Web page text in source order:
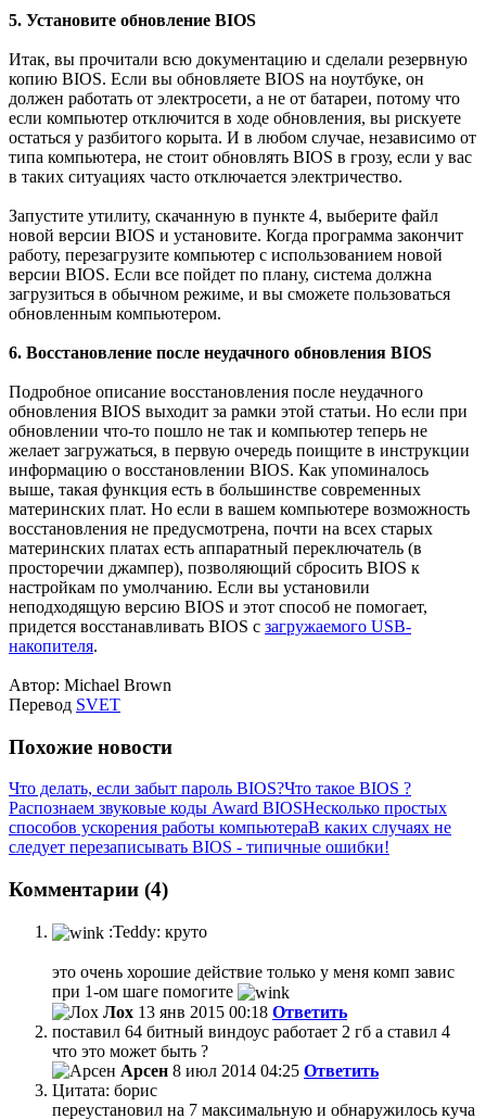
5. Установите обновление BIOS
Итак, вы прочитали всю документацию и сделали резервную
копию BIOS. Если вы обновляете BIOS на ноутбуке, он
должен работать от электросети, а не от батареи, потому что
если компьютер отключится в ходе обновления, вы рискуете
остаться у разбитого корыта. И в любом случае, независимо от
типа компьютера, не стоит обновлять BIOS в грозу, если у вас
в таких ситуациях часто отключается электричество.
Запустите утилиту, скачанную в пункте 4, выберите файл
новой версии BIOS и установите. Когда программа закончит
работу, перезагрузите компьютер с использованием новой
версии BIOS. Если все пойдет по плану, система должна
загрузиться в обычном режиме, и вы сможете пользоваться
обновленным компьютером.
6. Восстановление после неудачного обновления BIOS
Подробное описание восстановления после неудачного
обновления BIOS выходит за рамки этой статьи. Но если при
обновлении что-то пошло не так и компьютер теперь не
желает загружаться, в первую очередь поищите в инструкции
информацию о восстановлении BIOS. Как упоминалось
выше, такая функция есть в большинстве современных
материнских плат. Но если в вашем компьютере возможность
восстановления не предусмотрена, почти на всех старых
материнских платах есть аппаратный переключатель (в
просторечии джампер), позволяющий сбросить BIOS к
настройкам по умолчанию. Если вы установили
неподходящую версию BIOS и этот способ не помогает,
придется восстанавливать BIOS с загружаемого USB-
накопителя.
Автор: Michael Brown
Перевод SVET
Похожие новости
Что делать, если забыт пароль BIOS?Что такое BIOS ?
Распознаем звуковые коды Award BIOSНесколько простых
способов ускорения работы компьютераВ каких случаях не
следует перезаписывать BIOS - типичные ошибки!
Комментарии (4)
:Teddy: круто
это очень хорошие действие только у меня комп завис
при 1-ом шаге помогите
Лох 13 янв 2015 00:18 Ответить
поставил 64 битный виндоус работает 2 гб а ставил 4
что это может быть ?
Арсен 8 июл 2014 04:25 Ответить
Цитата: борис
переустановил на 7 максимальную и обнаружилось куча